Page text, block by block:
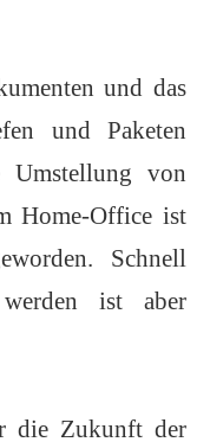
und das
und Paketen
von
Home-Office ist
Schnell
ist aber
die Zukunft der